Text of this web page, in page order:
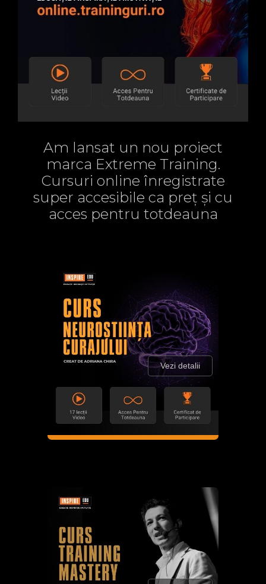
Am lansat un nou proiect
marca Extreme Training.
Cursuri online înregistrate
super accesibile ca preț și cu
acces pentru totdeauna
Vezi detalii